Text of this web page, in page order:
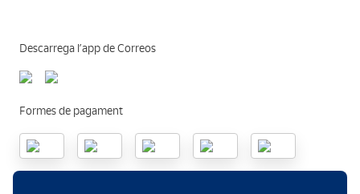
Descarrega l’app de Correos
Formes de pagament